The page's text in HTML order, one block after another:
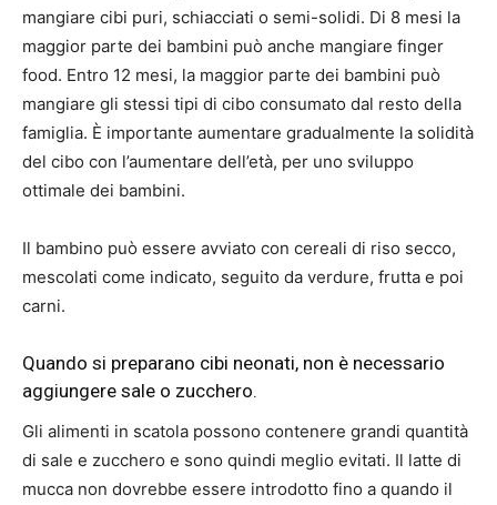
mangiare cibi puri, schiacciati o semi-solidi. Di 8 mesi la
maggior parte dei bambini può anche mangiare finger
food. Entro 12 mesi, la maggior parte dei bambini può
mangiare gli stessi tipi di cibo consumato dal resto della
famiglia. È importante aumentare gradualmente la solidità
del cibo con l’aumentare dell’età, per uno sviluppo
ottimale dei bambini.
Il bambino può essere avviato con cereali di riso secco,
mescolati come indicato, seguito da verdure, frutta e poi
carni.
Quando si preparano cibi neonati, non è necessario
aggiungere sale o zucchero.
Gli alimenti in scatola possono contenere grandi quantità
di sale e zucchero e sono quindi meglio evitati. Il latte di
mucca non dovrebbe essere introdotto fino a quando il